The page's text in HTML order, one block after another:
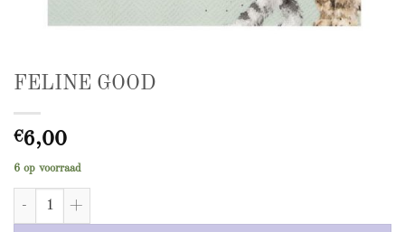
FELINE GOOD
€6,00
6 op voorraad
FELINE GOOD aantal